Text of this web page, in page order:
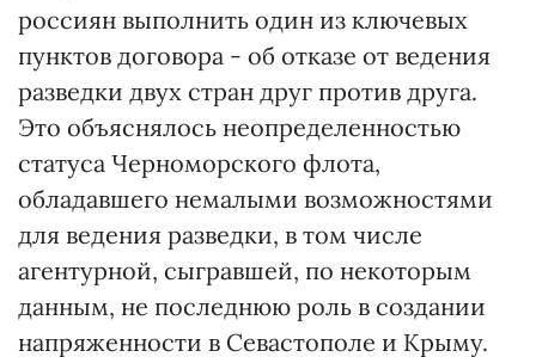
россиян выполнить один из ключевых
пунктов договора - об отказе от ведения
разведки двух стран друг против друга.
Это объяснялось неопределенностью
статуса Черноморского флота,
обладавшего немалыми возможностями
для ведения разведки, в том числе
агентурной, сыгравшей, по некоторым
данным, не последнюю роль в создании
напряженности в Севастополе и Крыму.